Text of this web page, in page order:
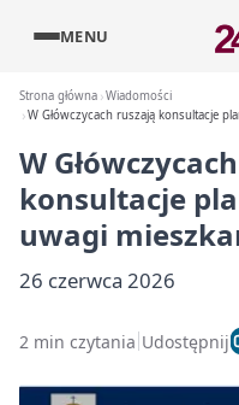
MENU
Strona główna Wiadomości
W Główczycach ruszają konsultacje
W
konsultacje
uwagi
26 czerwca 2026
2 min czytania Udostępnij